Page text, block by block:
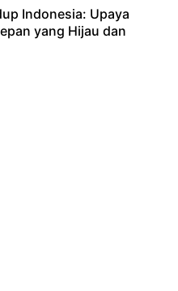
Indonesia: Upaya
yang Hijau dan